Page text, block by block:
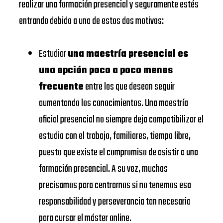
EAE
School
URJC
Universidad
Rey Juan
Carlos
https://www.urjc.es/
VIU
Universidad
Internacional
de Valencia
https://
UDIMA https://www.udima.es/
EADA
SCHOOL
UNIVERSIDAD
DE
NAVARRA –
SCHOOL
OF
ECONOMICS
AND
BUSINESS
realizar una formación presencial y seguramente estés
entrando debido a una de estos dos motivos:
Estudiaruna maestría presencial es
una opción poco a poco menos
frecuenteentre los que desean seguir
aumentando los conocimientos. Una maestría
oficial presencial no siempre deja compatibilizar el
estudio con el trabajo, familiares, tiempo libre,
puesto que existe el compromiso de asistir a una
formación presencial. A su vez, muchos
precisamos para centrarnos si no tenemos esa
responsabilidad y perseverancia tan necesaria
para cursar el máster online.